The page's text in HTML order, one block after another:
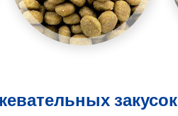
закусок